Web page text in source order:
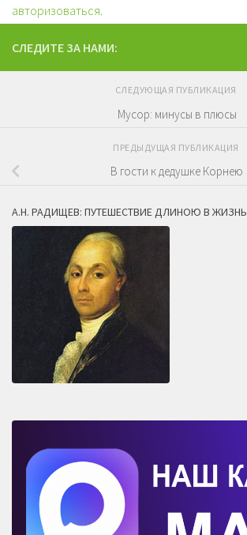
авторизоваться
СЛЕДИТЕ ЗА НАМИ:
СЛЕДУЮЩАЯ ПУБЛИКАЦИЯ
Мусор: минусы в плюсы
ПРЕДЫДУЩАЯ ПУБЛИКАЦИЯ
В гости к дедушке Корнею
А.Н. РАДИЩЕВ: ПУТЕШЕСТВИЕ ДЛИНОЮ В ЖИЗНЬ